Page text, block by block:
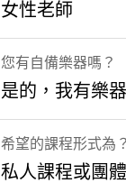
女性老師
您有自備樂器嗎？
是的，我有樂器
希望的課程形式為？
私人課程或團體